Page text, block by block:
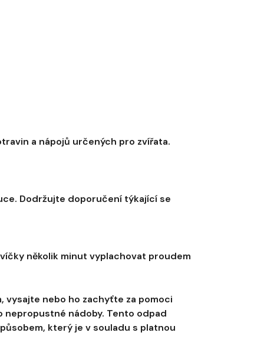
a nápojů určených pro zvířata.
Dodržujte doporučení týkající se
několik minut vyplachovat proudem
nebo ho zachyťte za pomoci
nádoby. Tento odpad
který je v souladu s platnou